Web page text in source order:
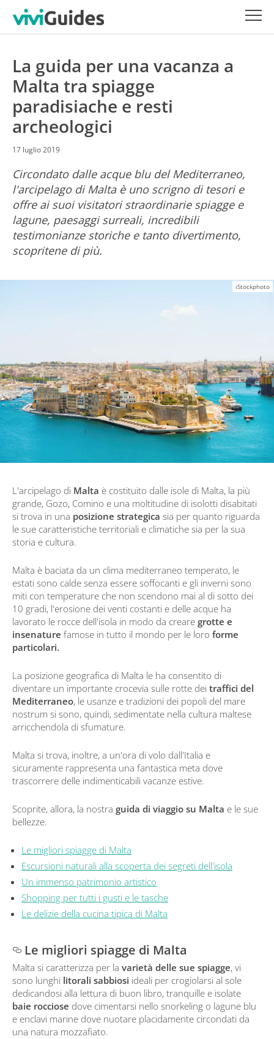
La guida per una vacanza a
Malta tra spiagge
paradisiache e resti
archeologici
17 luglio 2019
Circondato dalle acque blu del Mediterraneo,
l'arcipelago di Malta è uno scrigno di tesori e
offre ai suoi visitatori straordinarie spiagge e
lagune, paesaggi surreali, incredibili
testimonianze storiche e tanto divertimento,
scopritene di più.
iStockphoto
L'arcipelago di Malta è costituito dalle isole di Malta, la più
grande, Gozo, Comino e una moltitudine di isolotti disabitati
si trova in una posizione strategica sia per quanto riguarda
le sue caratteristiche territoriali e climatiche sia per la sua
storia e cultura.
Malta è baciata da un clima mediterraneo temperato, le
estati sono calde senza essere soffocanti e gli inverni sono
miti con temperature che non scendono mai al di sotto dei
10 gradi, l'erosione dei venti costanti e delle acque ha
lavorato le rocce dell'isola in modo da creare grotte e
insenature famose in tutto il mondo per le loro forme
particolari.
La posizione geografica di Malta le ha consentito di
diventare un importante crocevia sulle rotte dei traffici del
Mediterraneo, le usanze e tradizioni dei popoli del mare
nostrum si sono, quindi, sedimentate nella cultura maltese
arricchendola di sfumature.
Malta si trova, inoltre, a un'ora di volo dall'Italia e
sicuramente rappresenta una fantastica meta dove
trascorrere delle indimenticabili vacanze estive.
Scoprite, allora, la nostra guida di viaggio su Malta e le sue
bellezze.
Le migliori spiagge di Malta
Escursioni naturali alla scoperta dei segreti dell'isola
Un immenso patrimonio artistico
Shopping per tutti i gusti e le tasche
Le delizie della cucina tipica di Malta
Le migliori spiagge di Malta
Malta si caratterizza per la varietà delle sue spiagge, vi
sono lunghi litorali sabbiosi ideali per crogiolarsi al sole
dedicandosi alla lettura di buon libro, tranquille e isolate
baie rocciose dove cimentarsi nello snorkeling o lagune blu
e enclavi marine dove nuotare placidamente circondati da
una natura mozzafiato.